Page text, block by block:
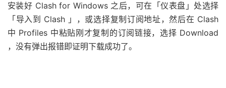
安装好 Clash for Windows 之后，可在「仪表盘」处选择
「导入到 Clash 」，或选择复制订阅地址，然后在 Clash
中 Profiles 中粘贴刚才复制的订阅链接，选择 Download
，没有弹出报错即证明下载成功了。